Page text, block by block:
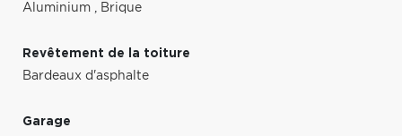
Aluminium , Brique
Revêtement de la toiture
Bardeaux d'asphalte
Garage